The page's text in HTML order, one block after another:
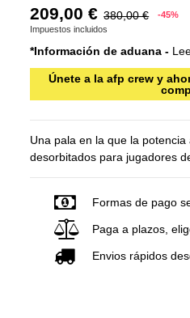
209,00 € 380,00 €
-45%
Impuestos incluidos
*Información de aduana -
Únete a la afp crew y
Una pala en la que la potencia
desorbitados para jugadores
Formas de pago
Paga a plazos,
Envios rápidos